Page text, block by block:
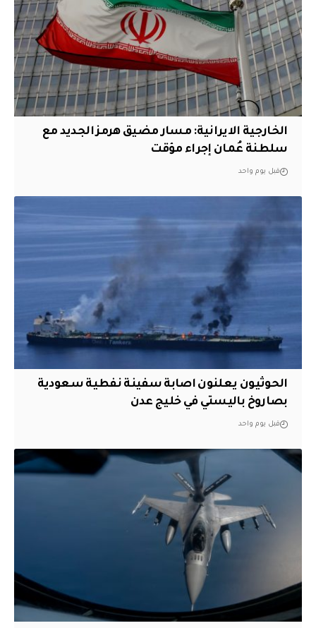
الخارجية الايرانية: مسار مضيق هرمز الجديد مع
سلطنة عُمان إجراء مؤقت
قبل يوم واحد
الحوثيون يعلنون اصابة سفينة نفطية سعودية
بصاروخ باليستي في خليج عدن
قبل يوم واحد